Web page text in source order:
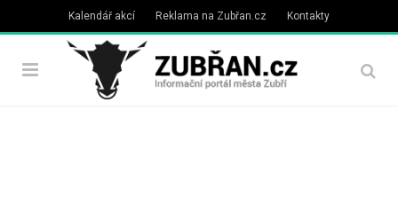
Kalendář akcí Reklama na Zubřan.cz Kontakty